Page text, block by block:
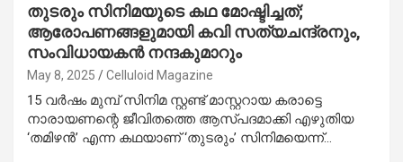
തുടരും സിനിമയുടെ കഥ മോഷ്ടിച്ചത്;
ആരോപണങ്ങളുമായി കവി സത്യചന്ദ്രനും,
സംവിധായകൻ നന്ദകുമാറും
May 8, 2025 Celluloid Magazine
15 വർഷം മുമ്പ് സിനിമ സ്റ്റണ്ട് മാസ്റ്ററായ കരാട്ടെ
നാരായണന്റെ ജീവിതത്തെ ആസ്പദമാക്കി എഴുതിയ
‘തമിഴൻ’ എന്ന കഥയാണ് ‘തുടരും’ സിനിമയെന്ന്…